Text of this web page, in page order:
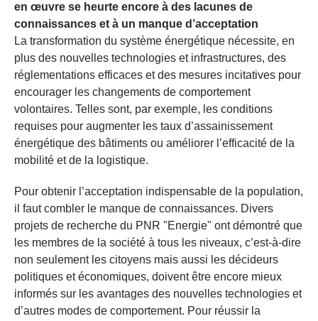
en œuvre se heurte encore à des lacunes de
connaissances et à un manque d’acceptation
La transformation du système énergétique nécessite, en
plus des nouvelles technologies et infrastructures, des
réglementations efficaces et des mesures incitatives pour
encourager les changements de comportement
volontaires. Telles sont, par exemple, les conditions
requises pour augmenter les taux d’assainissement
énergétique des bâtiments ou améliorer l’efficacité de la
mobilité et de la logistique.
Pour obtenir l’acceptation indispensable de la population,
il faut combler le manque de connaissances. Divers
projets de recherche du PNR "Energie" ont démontré que
les membres de la société à tous les niveaux, c’est-à-dire
non seulement les citoyens mais aussi les décideurs
politiques et économiques, doivent être encore mieux
informés sur les avantages des nouvelles technologies et
d’autres modes de comportement. Pour réussir la